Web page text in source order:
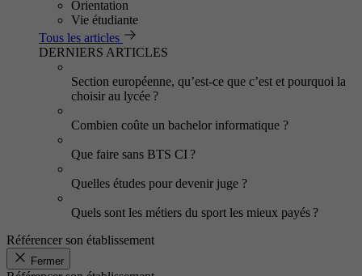
Orientation
Vie étudiante
Tous les articles
DERNIERS ARTICLES
Section européenne, qu’est-ce que c’est et pourquoi la
choisir au lycée ?
Combien coûte un bachelor informatique ?
Que faire sans BTS CI ?
Quelles études pour devenir juge ?
Quels sont les métiers du sport les mieux payés ?
Référencer son établissement
Fermer